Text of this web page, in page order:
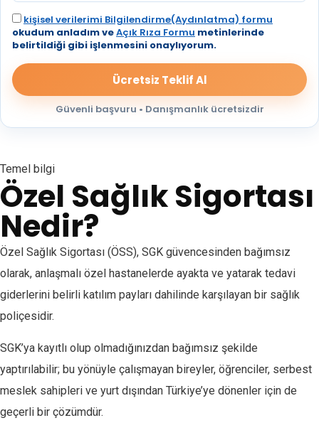
kişisel verilerimi Bilgilendirme(Aydınlatma) formu
okudum anladım veAçık Rıza Formu metinlerinde
belirtildiği gibi işlenmesini onaylıyorum.
Güvenli başvuru • Danışmanlık ücretsizdir
Temel bilgi
Özel Sağlık Sigortası
Nedir?
Özel Sağlık Sigortası (ÖSS), SGK güvencesinden bağımsız
olarak, anlaşmalı özel hastanelerde ayakta ve yatarak tedavi
giderlerini belirli katılım payları dahilinde karşılayan bir sağlık
poliçesidir.
SGK’ya kayıtlı olup olmadığınızdan bağımsız şekilde
yaptırılabilir; bu yönüyle çalışmayan bireyler, öğrenciler, serbest
meslek sahipleri ve yurt dışından Türkiye’ye dönenler için de
geçerli bir çözümdür.